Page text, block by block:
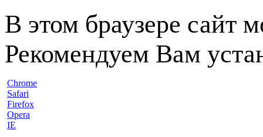
В этом браузере сайт
Рекомендуем Вам
Chrome
Safari
Firefox
Opera
IE